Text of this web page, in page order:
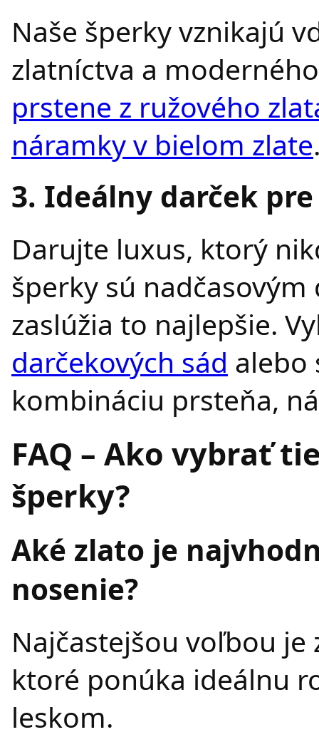
Naše šperky vznikajú
zlatníctva a
prstene z ružového
náramky v bielom zlate
3. Ideálny darček
Darujte luxus, ktorý
šperky sú
zaslúžia to najlepšie.
darčekových sád alebo
kombináciu prsteňa,
FAQ – Ako vybrať
šperky?
Aké zlato je
nosenie?
Najčastejšou voľbou je
ktoré ponúka ideálnu
leskom.